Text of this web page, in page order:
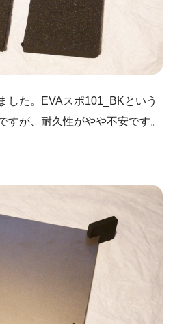
した。EVAスポ101_BKという
すが、耐久性がやや不安です。